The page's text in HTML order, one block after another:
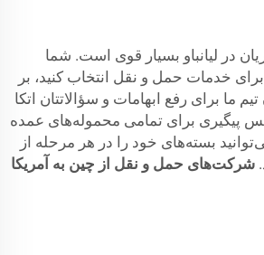
در لیانباو بسیار قوی است. شما
خدمات حمل و نقل انتخاب کنید، بر
ما برای رفع ابهامات و سؤالاتتان اتکا
پیگیری برای تمامی محموله‌های عمده
بسته‌های خود را در هر مرحله از
شرکت‌های حمل و نقل از چین به آمریکا